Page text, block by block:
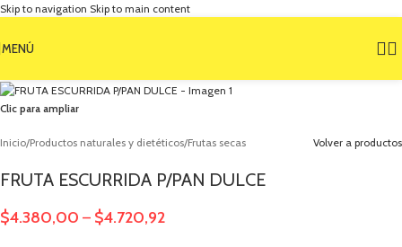
Skip to navigation Skip to main content
MENÚ
Clic para ampliar
Inicio/Productos naturales y dietéticos/Frutas secas Volver a productos
FRUTA ESCURRIDA P/PAN DULCE
$4.380,00 – $4.720,92